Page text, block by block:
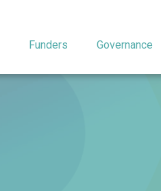
Funders Governance